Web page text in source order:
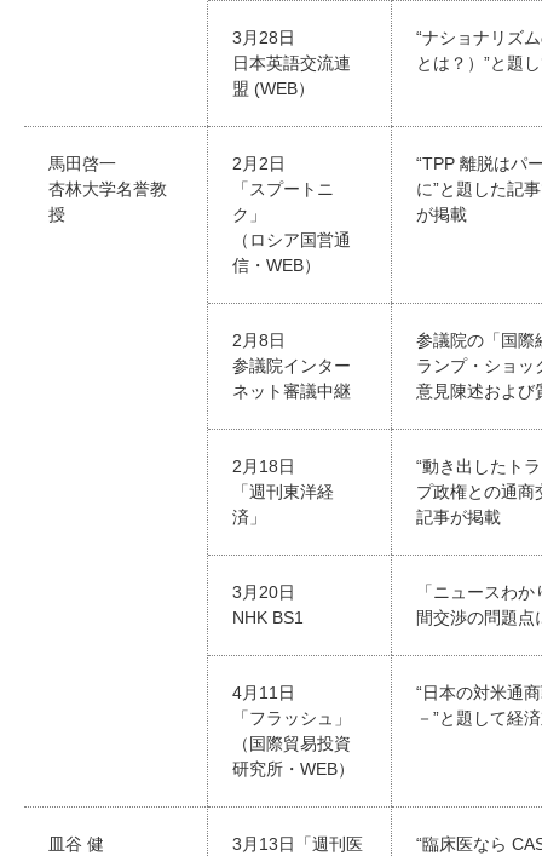
3月28日
日本英語交流連
盟 (WEB）
“ナショナリズ
とは？）”と題
馬田啓一
杏林大学名誉教
授
2月2日
「スプートニ
ク」
（ロシア国営通
信・WEB）
“TPP 離脱はパ
に”と題した記
が掲載
2月8日
参議院インター
ネット審議中継
参議院の「国際
ランプ・ショッ
意見陳述および
2月18日
「週刊東洋経
済」
“動き出したト
プ政権との通商
記事が掲載
3月20日
NHK BS1
「ニュースわ
間交渉の問題点
4月11日
「フラッシュ」
（国際貿易投資
研究所・WEB）
“日本の対米通
－”と題して経
皿谷 健
3月13日「週刊医
“臨床医なら